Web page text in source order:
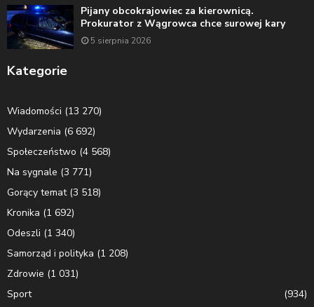
Pijany obcokrajowiec za kierownicą.
Prokurator z Wągrowca chce surowej kary
5 sierpnia 2026
Kategorie
Wiadomości (13 270)
Wydarzenia (6 692)
Społeczeństwo (4 568)
Na sygnale (3 771)
Gorący temat(3 518)
Kronika (1 692)
Odeszli (1 340)
Samorząd i polityka (1 208)
Zdrowie (1 031)
Sport
(934)